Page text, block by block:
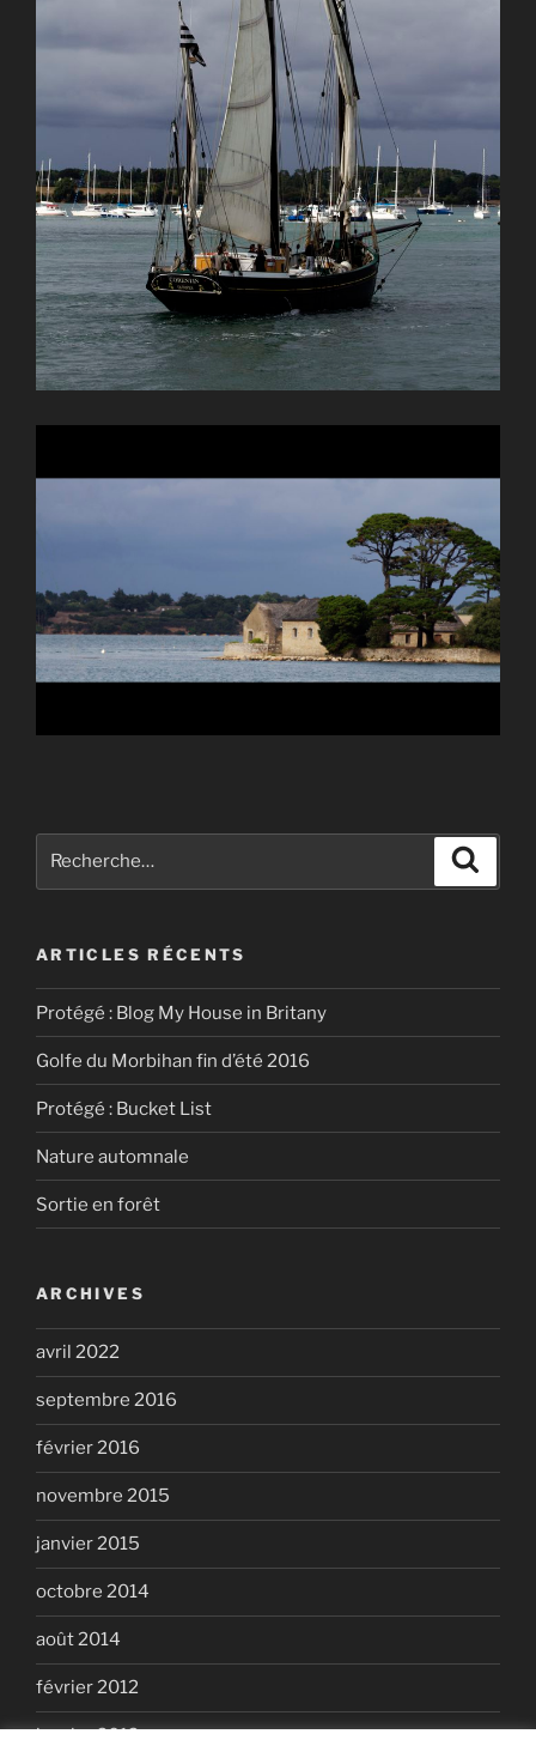
ARTICLES RÉCENTS
Protégé : Blog My House in Britany
Golfe du Morbihan fin d’été 2016
Protégé : Bucket List
Nature automnale
Sortie en forêt
ARCHIVES
avril 2022
septembre 2016
février 2016
novembre 2015
janvier 2015
octobre 2014
août 2014
février 2012
janvier 2012